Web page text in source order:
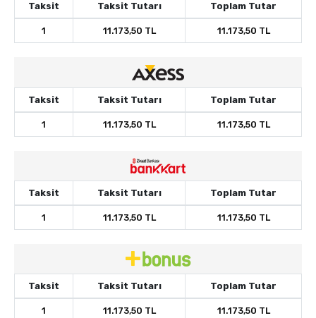
Taksit Taksit Tutarı Toplam Tutar
1 11.173,50 TL 11.173,50 TL
Taksit Taksit Tutarı Toplam Tutar
1 11.173,50 TL 11.173,50 TL
Taksit Taksit Tutarı Toplam Tutar
1 11.173,50 TL 11.173,50 TL
Taksit Taksit Tutarı Toplam Tutar
1 11.173,50 TL 11.173,50 TL